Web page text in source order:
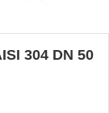
304 DN 50